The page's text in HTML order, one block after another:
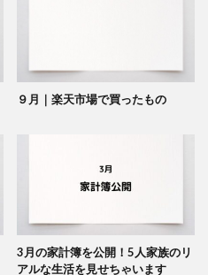
９月｜楽天市場で買ったもの
3月の家計簿を公開！5人家族のリ
アルな生活を見せちゃいます